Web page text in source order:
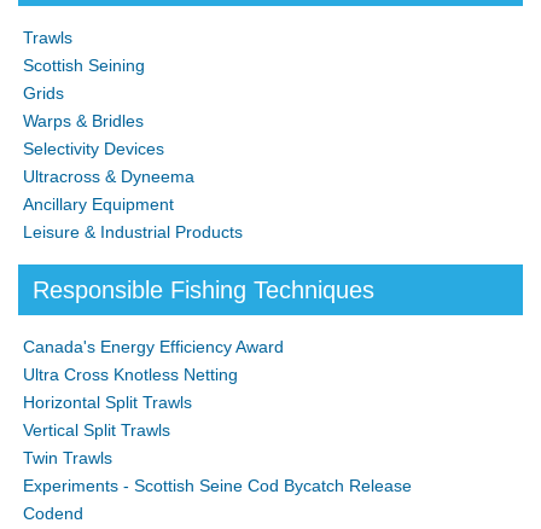
Trawls
Scottish Seining
Grids
Warps & Bridles
Selectivity Devices
Ultracross & Dyneema
Ancillary Equipment
Leisure & Industrial Products
Responsible Fishing Techniques
Canada's Energy Efficiency Award
Ultra Cross Knotless Netting
Horizontal Split Trawls
Vertical Split Trawls
Twin Trawls
Experiments - Scottish Seine Cod Bycatch Release
Codend